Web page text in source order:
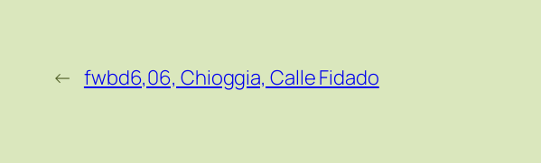
← fwbd6,06, Chioggia, Calle Fidado